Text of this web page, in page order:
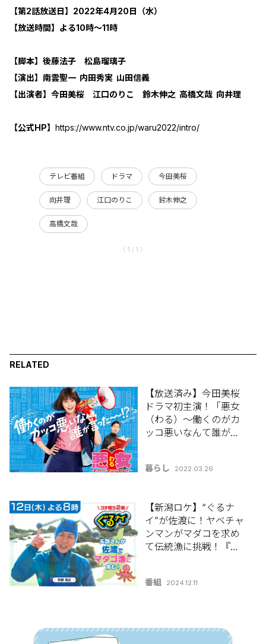
【第2話放送日】2022年4月20日（水）
【放送時間】よる10時～11時
【脚本】後藤法子 松島瑠璃子
【演出】南雲聖一 内田秀実 山田信義
【出演者】今田美桜 江口のりこ 鈴木伸之 高橋文哉 向井理
【公式HP】 https://www.ntv.co.jp/waru2022/intro/
テレビ番組 ドラマ 今田美桜
向井理 江口のりこ 鈴木伸之
高橋文哉
〈 1 / 1 〉
RELATED
【放送済み】今田美桜
ドラマ初主演！「悪女
（わる）～働くのがカ
ッコ悪いなんて誰が言
暮らし 2022.03.26
【新潟ロケ】“ぐるナ
イ”が佐渡に！ヤベチャ
ンマンがマダコを求め
て伝統漁に挑戦！『ぐ
時放送！
番組 2024.12.11